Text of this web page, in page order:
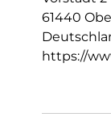
61440
https://